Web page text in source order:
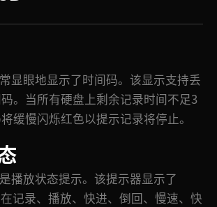
显眼地显示了时间码。该显示支持丢
。当所有硬盘上剩余记录时间不足3
缓慢闪烁红色以提示记录将停止。
播放状态提示。该提示器显示了
记录、播放、快进、倒回、慢速、快